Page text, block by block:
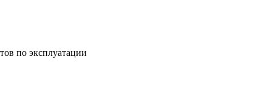
по эксплуатации